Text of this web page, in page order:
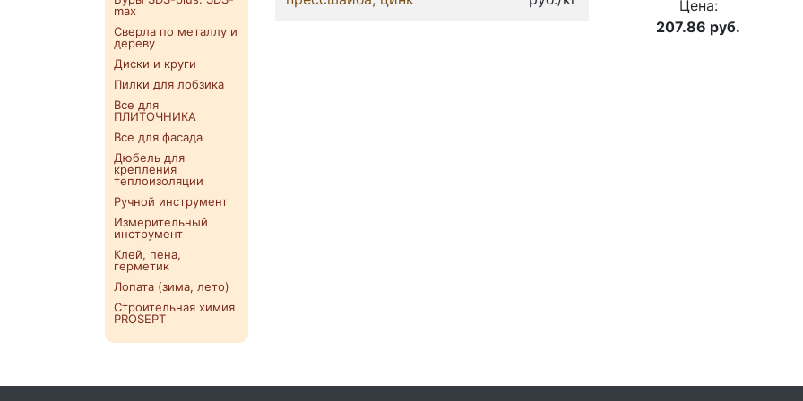
max
Сверла по металлу и
дереву
Диски и круги
Пилки для лобзика
Все для
ПЛИТОЧНИКА
Все для фасада
Дюбель для
крепления
теплоизоляции
Ручной инструмент
Измерительный
инструмент
Клей, пена,
герметик
Лопата (зима, лето)
Строительная химия
PROSEPT
Цена:
207.86 руб.